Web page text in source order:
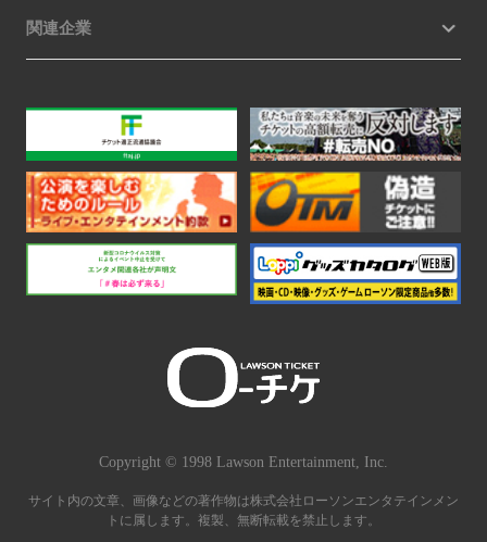
関連企業
サイト内の文章、画像などの著作物は株式会社ローソンエンタテインメン
トに属します。複製、無断転載を禁止します。
Copyright © 1998 Lawson Entertainment, Inc.